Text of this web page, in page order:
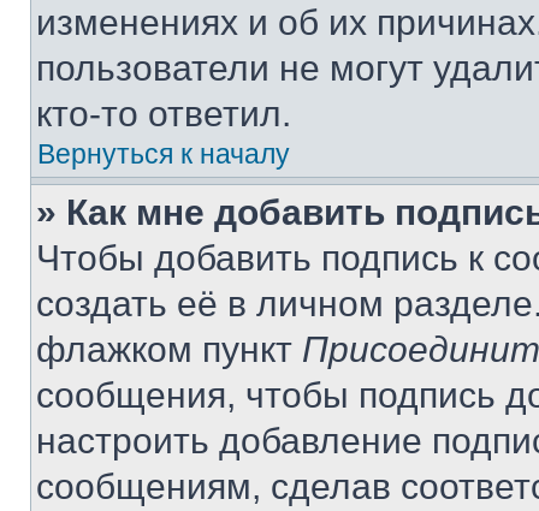
изменениях и об их
пользователи не могут
кто-то ответил.
Вернуться к началу
» Как мне добавить
Чтобы добавить подпись к
создать её в личном
флажком пункт
сообщения, чтобы подпись
настроить добавление
сообщениям, сделав